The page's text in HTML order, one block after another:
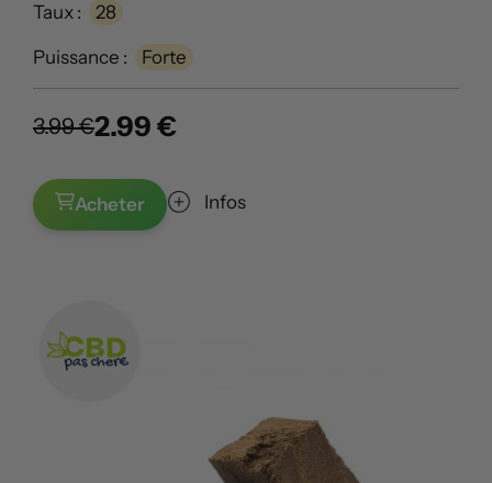
Taux : 28
Puissance : Forte
3.99 €2.99 €
Acheter Infos